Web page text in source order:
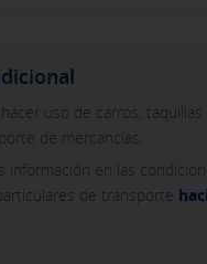
uso de carros,
de mercancías.
información en las
de transporte
necesarias y no se pueden
Puedes configurar tu
sobre estas cookies, pero
Estas cookies no